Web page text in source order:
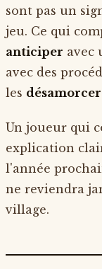
sont pas un
jeu. Ce qui
anticiper avec
avec des
les désamorcer
Un joueur qui
explication
l'année
ne reviendra
village.